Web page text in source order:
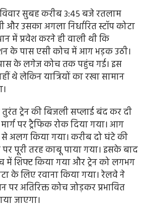
सुबह करीब 3:45 बजे रतलाम
और उसका अगला निर्धारित स्टॉप कोटा
में प्रवेश करने ही वाली थी कि
के पास एसी कोच में आग भड़क उठी।
के लगेज कोच तक पहुंच गई। इस
थे लेकिन यात्रियों का रखा सामान
ट्रेन की बिजली सप्लाई बंद कर दी
पर ट्रैफिक रोक दिया गया। आग
से अलग किया गया। करीब दो घंटे की
पूरी तरह काबू पाया गया। इसके बाद
में शिफ्ट किया गया और ट्रेन को लगभग
के लिए रवाना किया गया। रेलवे ने
पर अतिरिक्त कोच जोड़कर प्रभावित
जाएगा।